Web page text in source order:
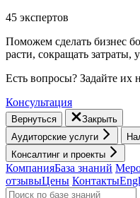
45 экспертов
Поможем сделать бизнес
расти, cокращать затраты,
Есть вопросы? Задайте их
Консультация
Вернуться
Закрыть
Аудиторские услуги
Консалтинг и проекты
КомпанияБаза знаний
отзывыЦены Контакты